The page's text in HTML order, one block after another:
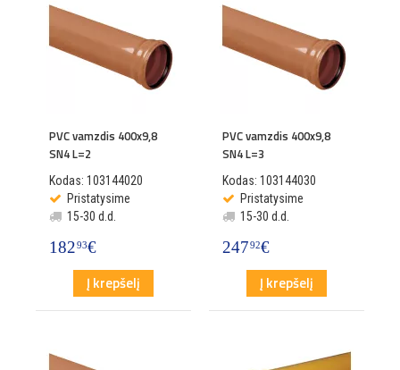
PVC vamzdis 400x9,8
SN4 L=2
Kodas: 103144020
Pristatysime
15-30 d.d.
18293€
Į krepšelį
PVC vamzdis 400x9,8
SN4 L=3
Kodas: 103144030
Pristatysime
15-30 d.d.
24792€
Į krepšelį